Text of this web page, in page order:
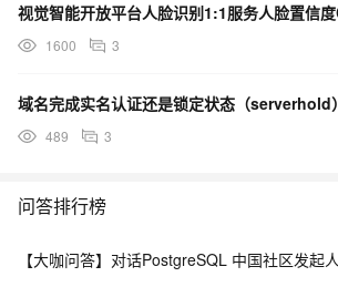
1600 3
域名完成实名认证还是锁定状态（serverhold）
489 3
问答排行榜